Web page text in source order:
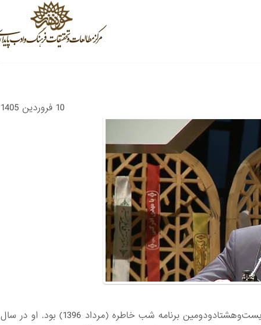
10 فروردین 1405
سردار اسدالله ناصح، جانشین فرماندهی عملیات مرصاد در سال 1367 مهمان دویست‌وهشتادودومین برنامه شب خاطره (مرداد 1396) بود. او در سال